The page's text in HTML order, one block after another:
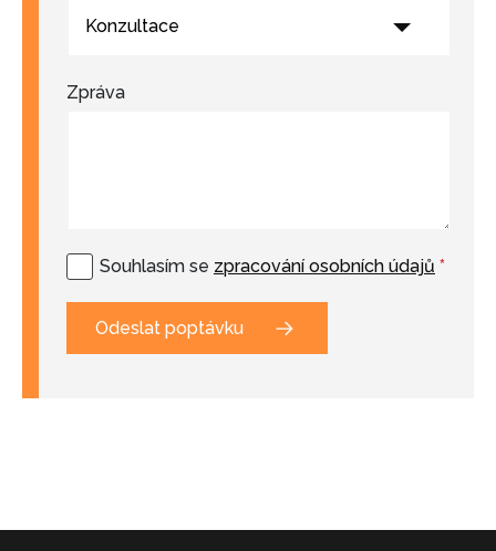
Konzultace
Zpráva
Souhlasím se zpracování osobních údajů *
Odeslat poptávku